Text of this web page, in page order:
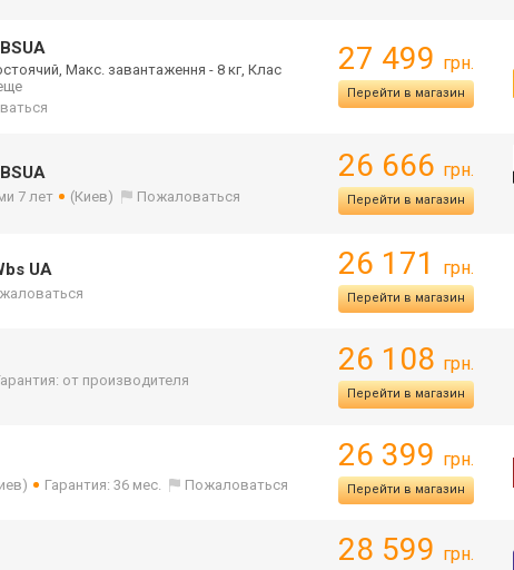
Макс. завантаження - 8 кг, Клас
27 499 грн.
Перейти в магазин
7 лет (Киев) Пожаловаться
26 666 грн.
Перейти в магазин
UA 26 171 грн.
Перейти в магазин
от производителя
26 108 грн.
Перейти в магазин
Гарантия: 36 мес. Пожаловаться
26 399 грн.
Перейти в магазин
28 599 грн.